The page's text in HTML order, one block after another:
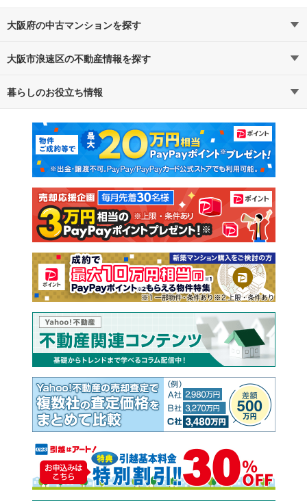
大阪府の中古マンションを探す
路線・駅から探す
通勤・通学時間から探す
大阪市浪速区の不動産情報を探す
不動産・住宅
新築マンション 中古マンション
新築一戸建て 中古一戸建て
注文住宅 土地
売却査定
暮らしのお役立ち情報
マンションカタログ 教えて！住まいの先生